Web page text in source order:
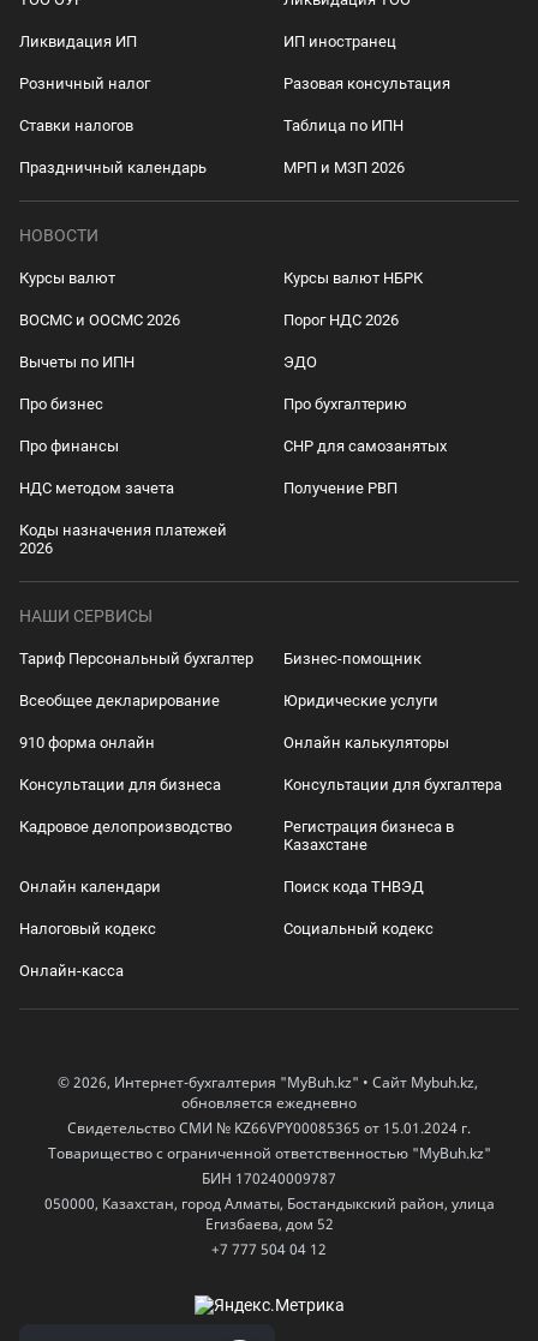
Ликвидация ИП ИП иностранец
Розничный налог Разовая консультация
Ставки налогов Таблица по ИПН
Праздничный календарь МРП и МЗП 2026
НОВОСТИ
Курсы валют Курсы валют НБРК
ВОСМС и ООСМС 2026 Порог НДС 2026
Вычеты по ИПН ЭДО
Про бизнес Про бухгалтерию
Про финансы СНР для самозанятых
НДС методом зачета Получение РВП
Коды назначения платежей
2026
НАШИ СЕРВИСЫ
Тариф Персональный бухгалтер Бизнес-помощник
Всеобщее декларирование Юридические услуги
910 форма онлайн Онлайн калькуляторы
Консультации для бизнеса Консультации для бухгалтера
Кадровое делопроизводство
Регистрация бизнеса в
Казахстане
Онлайн календари Поиск кода ТНВЭД
Налоговый кодекс Социальный кодекс
Онлайн-касса
© 2026, Интернет-бухгалтерия "MyBuh.kz" • Сайт Mybuh.kz,
обновляется ежедневно
Свидетельство СМИ № KZ66VPY00085365 от 15.01.2024 г.
Товарищество с ограниченной ответственностью "MyBuh.kz"
БИН 170240009787
050000, Казахстан, город Алматы, Бостандыкский район, улица
Егизбаева, дом 52
+7 777 504 04 12